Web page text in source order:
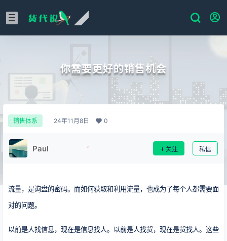
你需要更好的销售机会
销售体系 24年11月8日 0
Paul 关注 私信
流量，是询盘的密码。而如何获取和利用流量，也成为了每个人都需要面
对的问题。
以前是人找信息，现在是信息找人。以前是人找货，现在是货找人。这些